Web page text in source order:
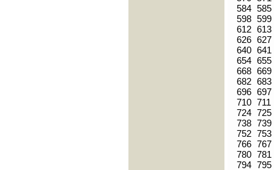
584 585
598 599
612 613
626 627
640 641
654 655
668 669
682 683
696 697
710 711
724 725
738 739
752 753
766 767
780 781
794 795